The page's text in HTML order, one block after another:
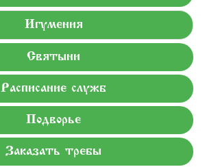
Игумения
Святыни
Расписание служб
Подворье
Заказать требы